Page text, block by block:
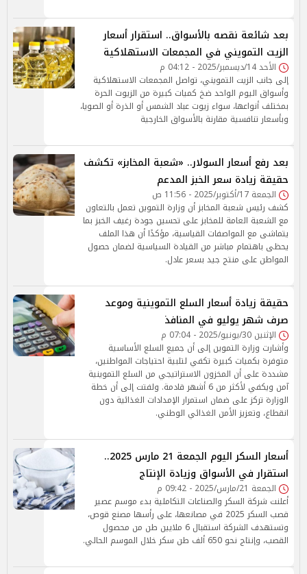
بعد شائعة نقصه بالأسواق.. استقرار أسعار
الزيت التمويني في المجمعات الاستهلاكية
الأحد 14/ديسمبر/2025 - 04:12 م
إلى جانب الزيت التمويني، تواصل المجمعات الاستهلاكية
وأسواق اليوم الواحد ضخ كميات كبيرة من الزيوت الحرة
بمختلف أنواعها، سواء زيوت عباد الشمس أو الذرة أو الصويا،
وبأسعار تنافسية مقارنة بالأسواق الخارجية
بعد رفع أسعار السولار.. «شعبة المخابز» تكشف
حقيقة زيادة سعر الخبز المدعم
الجمعة 17/أكتوبر/2025 - 11:56 ص
كشف رئيس شعبة المخابز أن وزارة التموين تعمل بالتعاون
مع الشعبة العامة للمخابز على تحسين جودة رغيف الخبز بما
يتماشى مع المواصفات القياسية، مؤكدًا أن هذا الملف
يحظى باهتمام مباشر من القيادة السياسية لضمان حصول
المواطن على منتج جيد بسعر عادل.
حقيقة زيادة أسعار السلع التموينية وموعد
صرف شهر يوليو في المنافذ
الإثنين 30/يونيو/2025 - 07:04 م
وأشارت وزارة التموين إلى أن جميع السلع الأساسية
متوفرة بكميات كبيرة تكفي لتلبية احتياجات المواطنين،
مشددة على أن المخزون الاستراتيجي من السلع التموينية
آمن ويكفي لأكثر من 6 أشهر قادمة. ولفتت إلى أن خطة
الوزارة تركز على ضمان استمرار الإمدادات الغذائية دون
انقطاع، وتعزيز الأمن الغذائي الوطني.
أسعار السكر اليوم الجمعة 21 مارس 2025..
استقرار في الأسواق وزيادة الإنتاج
الجمعة 21/مارس/2025 - 09:42 م
أعلنت شركة السكر والصناعات التكاملية بدء موسم عصير
قصب السكر 2025 في مصانعها، على رأسها مصنع قوص،
وتستهدف الشركة استقبال 6 ملايين طن من محصول
القصب، وإنتاج نحو 650 ألف طن سكر خلال الموسم الحالي.